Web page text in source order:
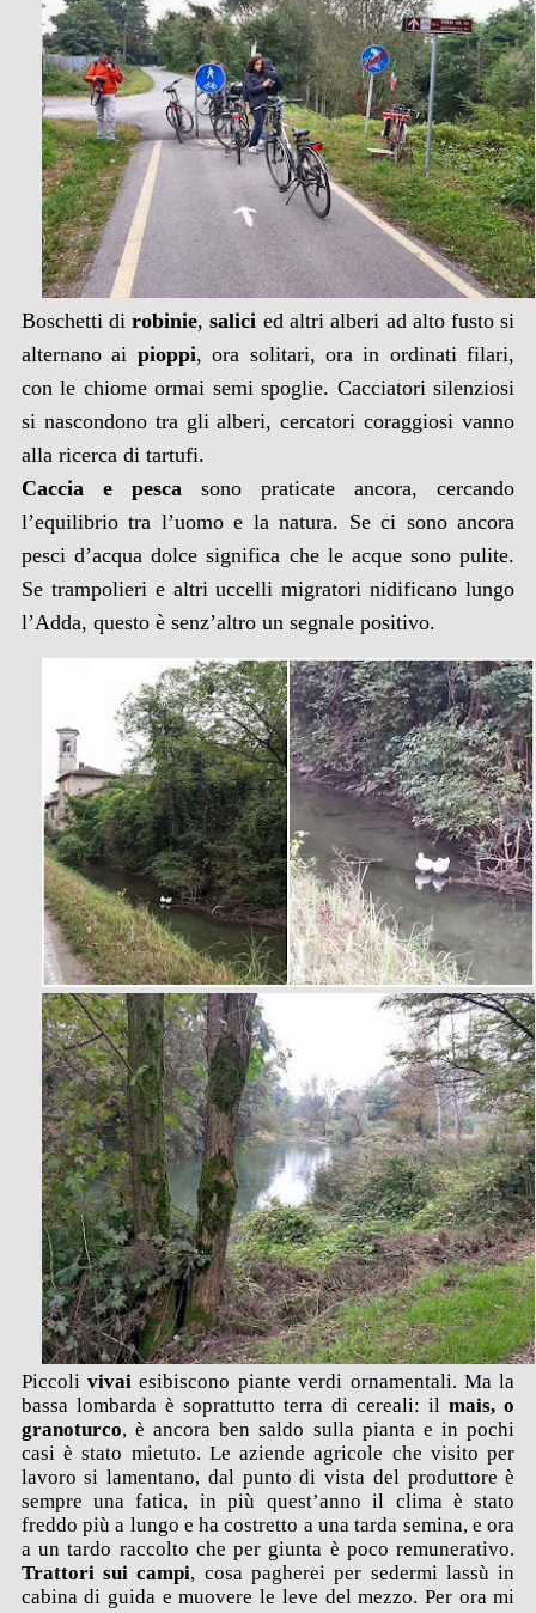
Boschetti dirobinie,salici ed altri alberi ad alto fusto si
alternano ai pioppi, ora solitari, ora in ordinati filari,
con le chiome ormai semi spoglie. Cacciatori silenziosi
si nascondono tra gli alberi, cercatori coraggiosi vanno
alla ricerca di tartufi.
Caccia e pesca sono praticate ancora, cercando
l’equilibrio tra l’uomo e la natura. Se ci sono ancora
pesci d’acqua dolce significa che le acque sono pulite.
Se trampolieri e altri uccelli migratori nidificano lungo
l’Adda, questo è senz’altro un segnale positivo.
Piccolivivaiesibiscono piante verdi ornamentali. Ma la
bassa lombarda è soprattutto terra di cereali: ilmais, o
granoturco, è ancora ben saldo sulla pianta e in pochi
casi è stato mietuto. Le aziende agricole che visito per
lavoro si lamentano, dal punto di vista del produttore è
sempre una fatica, in più quest’anno il clima è stato
freddo più a lungo e ha costretto a una tarda semina, e ora
a un tardo raccolto che per giunta è poco remunerativo.
Trattori sui campi, cosa pagherei per sedermi lassù in
cabina di guida e muovere le leve del mezzo. Per ora mi